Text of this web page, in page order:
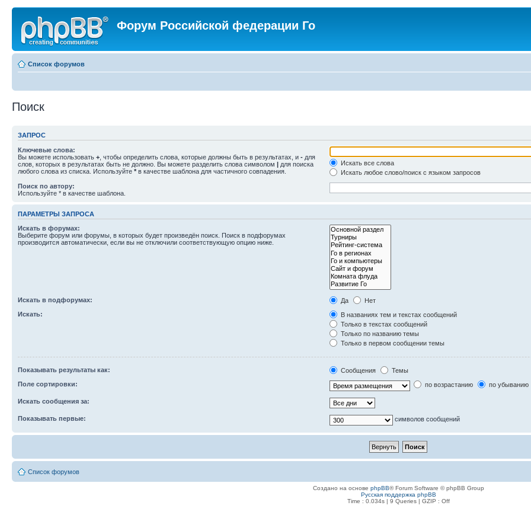
Форум Российской федерации Го
Список форумов
Поиск
ЗАПРОС
Ключевые слова:
Вы можете использовать + , чтобы определить слова, которые должны быть в результатах, и - для
слов, которых в результатах быть не должно. Вы можете разделить слова символом | для поиска
любого слова из списка. Используйте * в качестве шаблона для частичного совпадения.
Искать все слова
Искать любое слово/поиск с языком запросов
Поиск по автору:
Используйте * в качестве шаблона.
ПАРАМЕТРЫ ЗАПРОСА
Искать в форумах:
Выберите форум или форумы, в которых будет произведён поиск. Поиск в подфорумах
производится автоматически, если вы не отключили соответствующую опцию ниже.
Искать в подфорумах: Да
Нет
Искать:
В названиях тем и текстах сообщений
Только в текстах сообщений
Только по названию темы
Только в первом сообщении темы
Показывать результаты как: Сообщения
Темы
Поле сортировки:
по возрастанию по убыванию
Искать сообщения за:
Показывать первые: символов сообщений
Список форумов
Создано на основе phpBB® Forum Software © phpBB Group
Русская поддержка phpBB
Time : 0.034s | 9 Queries | GZIP : Off